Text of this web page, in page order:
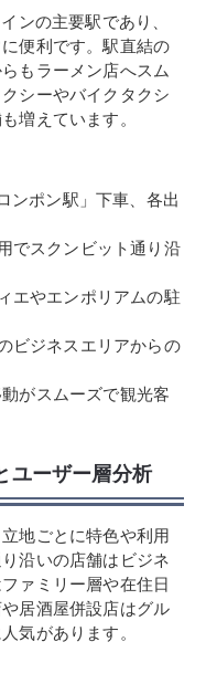
ンの主要駅であり、
便利です。駅直結の
もラーメン店へスム
シーやバイクタクシ
増えています。
ンポン駅」下車、各出
でスクンビット通り沿
エやエンポリアムの駐
ビジネスエリアからの
がスムーズで観光客
ユーザー層分析
地ごとに特色や利用
沿いの店舗はビジネ
ァミリー層や在住日
居酒屋併設店はグル
気があります。